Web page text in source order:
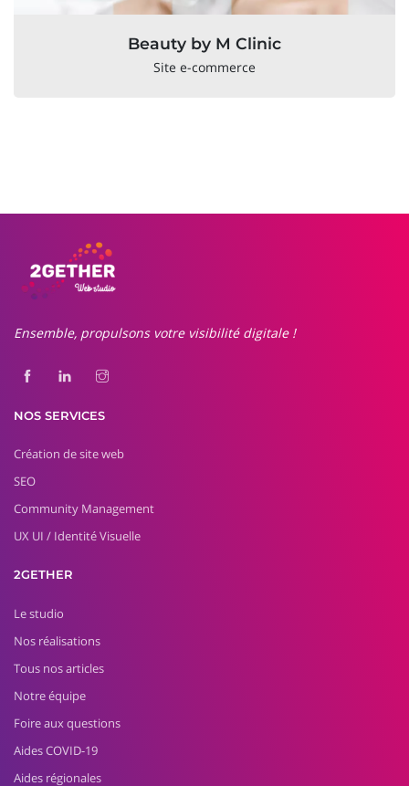
Beauty by M Clinic
Site e-commerce
Ensemble, propulsons votre visibilité digitale !
NOS SERVICES
Création de site web
SEO
Community Management
UX UI / Identité Visuelle
2GETHER
Le studio
Nos réalisations
Tous nos articles
Notre équipe
Foire aux questions
Aides COVID-19
Aides régionales